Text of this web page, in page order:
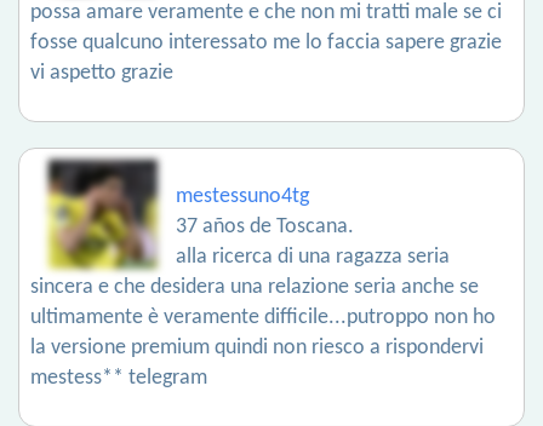
possa amare veramente e che non mi tratti male se ci
fosse qualcuno interessato me lo faccia sapere grazie
vi aspetto grazie
mestessuno4tg
37 años de Toscana.
alla ricerca di una ragazza seria
sincera e che desidera una relazione seria anche se
ultimamente è veramente difficile...putroppo non ho
la versione premium quindi non riesco a rispondervi
mestess** telegram